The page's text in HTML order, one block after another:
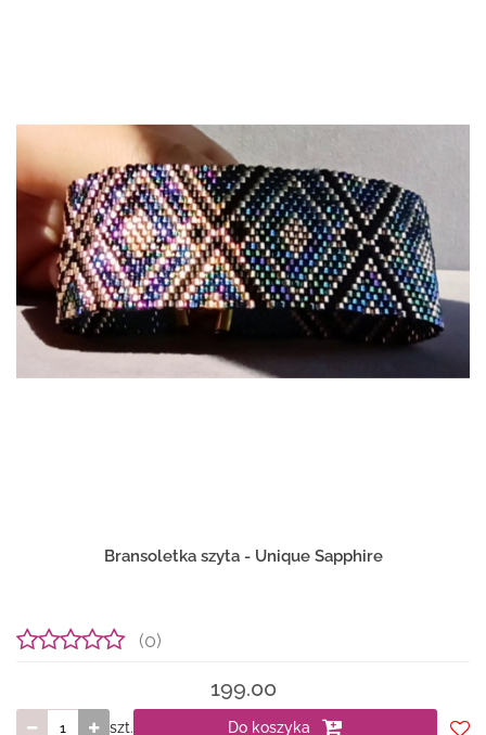
Bransoletka szyta - Unique Sapphire
(0)
199.00
szt. Do koszyka